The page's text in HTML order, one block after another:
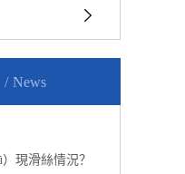
News
現滑絲情況？